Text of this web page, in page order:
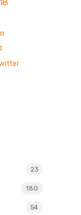
23
180
54